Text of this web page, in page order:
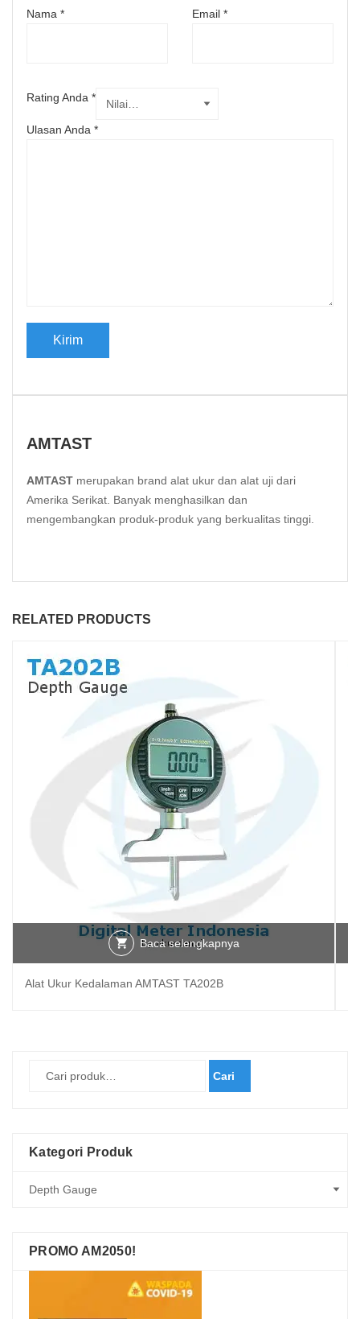
Nama * Email *
Rating Anda *
Ulasan Anda *
AMTAST
AMTAST merupakan brand alat ukur dan alat uji dari
Amerika Serikat. Banyak menghasilkan dan
mengembangkan produk-produk yang berkualitas tinggi.
RELATED PRODUCTS
Baca selengkapnya
Alat Ukur Kedalaman AMTAST TA202B
Cari
Kategori Produk
PROMO AM2050!